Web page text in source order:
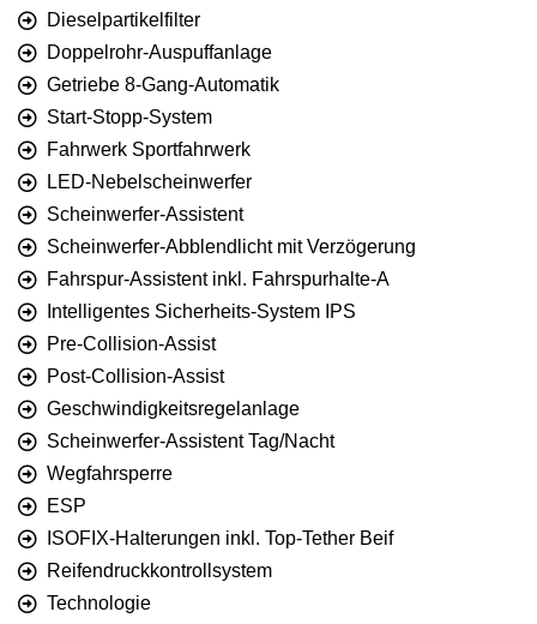
Dieselpartikelfilter
Doppelrohr-Auspuffanlage
Getriebe 8-Gang-Automatik
Start-Stopp-System
Fahrwerk Sportfahrwerk
LED-Nebelscheinwerfer
Scheinwerfer-Assistent
Scheinwerfer-Abblendlicht mit Verzögerung
Fahrspur-Assistent inkl. Fahrspurhalte-A
Intelligentes Sicherheits-System IPS
Pre-Collision-Assist
Post-Collision-Assist
Geschwindigkeitsregelanlage
Scheinwerfer-Assistent Tag/Nacht
Wegfahrsperre
ESP
ISOFIX-Halterungen inkl. Top-Tether Beif
Reifendruckkontrollsystem
Technologie